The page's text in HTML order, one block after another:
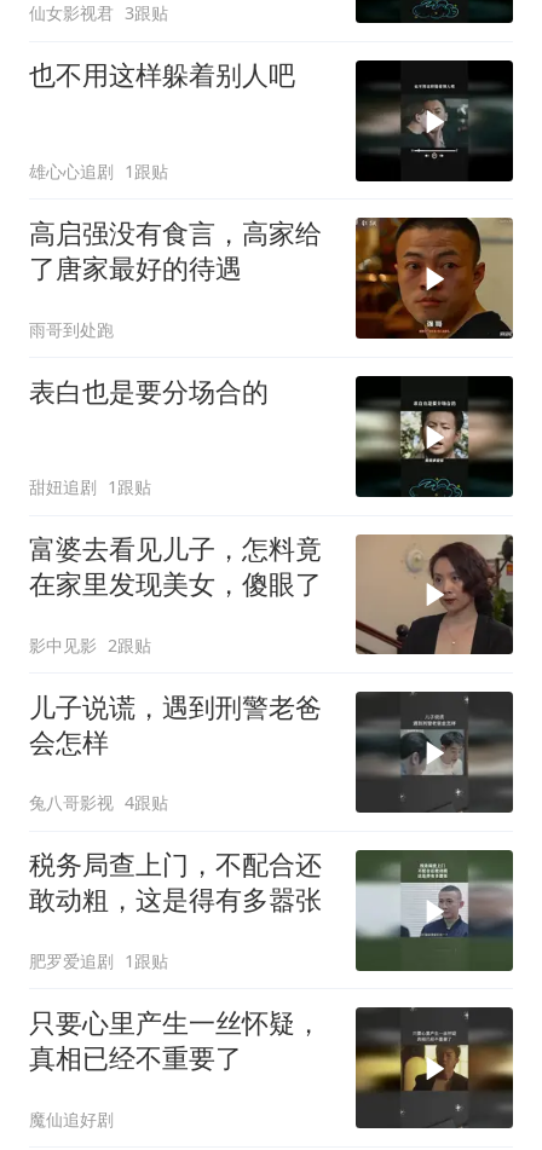
仙女影视君 3跟贴
也不用这样躲着别人吧
雄心心追剧 1跟贴
高启强没有食言，高家给
了唐家最好的待遇
雨哥到处跑
表白也是要分场合的
甜妞追剧 1跟贴
富婆去看见儿子，怎料竟
在家里发现美女，傻眼了
影中见影 2跟贴
儿子说谎，遇到刑警老爸
会怎样
兔八哥影视 4跟贴
税务局查上门，不配合还
敢动粗，这是得有多嚣张
肥罗爱追剧 1跟贴
只要心里产生一丝怀疑，
真相已经不重要了
魔仙追好剧